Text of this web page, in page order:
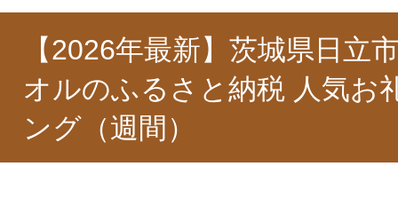
【2026年最新】茨城県日立
オルのふるさと納税 人気お
ング（週間）